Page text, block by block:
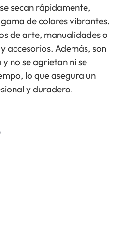
secan rápidamente,
de colores vibrantes.
de arte, manualidades o
accesorios. Además, son
no se agrietan ni se
lo que asegura un
y duradero.